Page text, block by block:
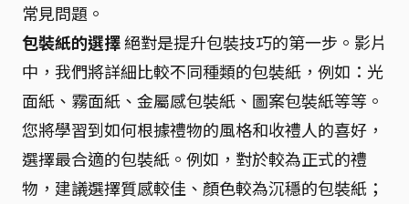
常見問題。
包裝紙的選擇絕對是提升包裝技巧的第一步。影片
中，我們將詳細比較不同種類的包裝紙，例如：光
面紙、霧面紙、金屬感包裝紙、圖案包裝紙等等。
您將學習到如何根據禮物的風格和收禮人的喜好，
選擇最合適的包裝紙。例如，對於較為正式的禮
物，建議選擇質感較佳、顏色較為沉穩的包裝紙；